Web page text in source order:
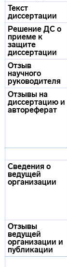
Текст
диссертации
Решение ДС о
приеме к
защите
диссертации
Отзыв
научного
руководителя
Отзывы на
диссертацию и
автореферат
Сведения о
ведущей
организации
Отзывы
ведущей
организации и
публикации